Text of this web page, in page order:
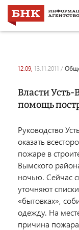
12:09, 13.11.2011 /
Власти
помощь
Руководство
оказать
пожаре в
Вымского
ночью. Сейчас
уточняют
«бытовках»,
одежду. На
причина пожара